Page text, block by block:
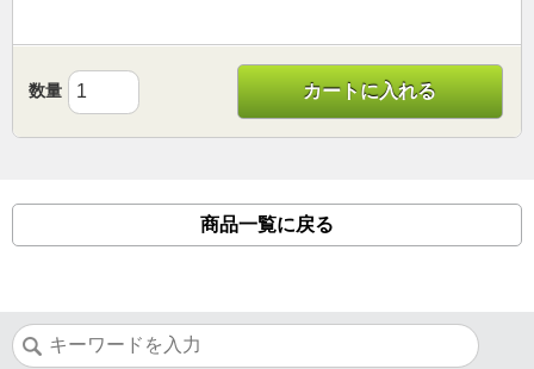
数量 カートに入れる
商品一覧に戻る